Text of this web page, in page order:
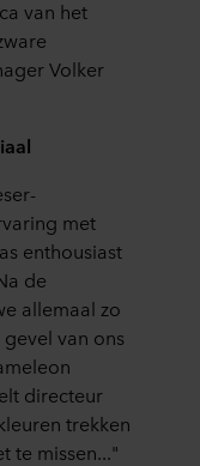
van het
Volker
met
enthousiast
de
allemaal zo
van ons
directeur
trekken
te missen..."